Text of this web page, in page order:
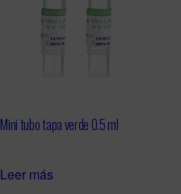
Mini tubo tapa verde 0.5 ml
Leer más